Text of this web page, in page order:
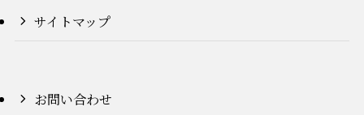
サイトマップ
お問い合わせ